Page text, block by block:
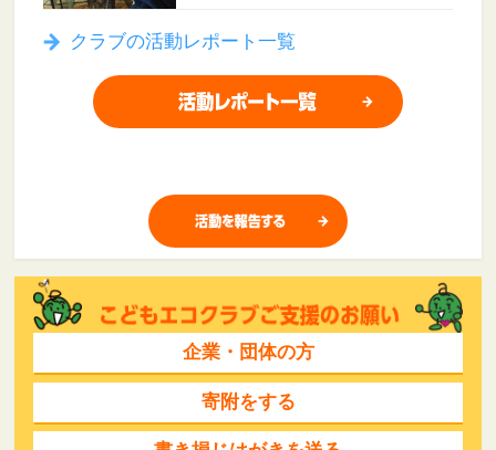
クラブの活動レポート一覧
企業・団体の方
寄附をする